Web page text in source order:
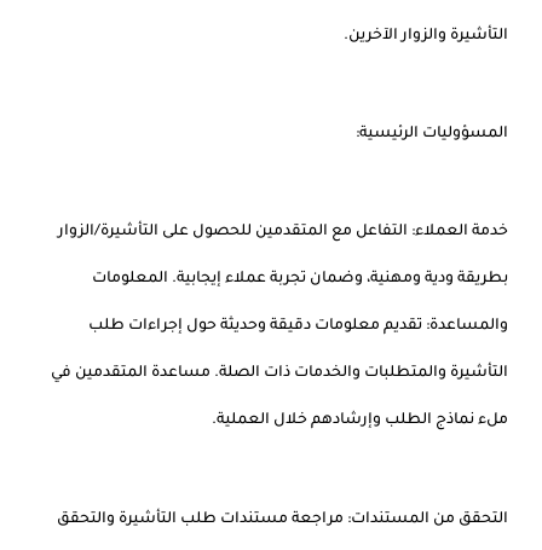
التأشيرة والزوار الآخرين.
المسؤوليات الرئيسية:
خدمة العملاء: التفاعل مع المتقدمين للحصول على التأشيرة/الزوار
بطريقة ودية ومهنية، وضمان تجربة عملاء إيجابية. المعلومات
والمساعدة: تقديم معلومات دقيقة وحديثة حول إجراءات طلب
التأشيرة والمتطلبات والخدمات ذات الصلة. مساعدة المتقدمين في
ملء نماذج الطلب وإرشادهم خلال العملية.
التحقق من المستندات: مراجعة مستندات طلب التأشيرة والتحقق